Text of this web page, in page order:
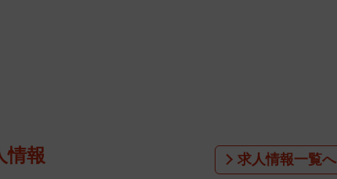
“無謀なデビュー戦”に立たされていると指摘しました。
情報 求人情報一覧へ